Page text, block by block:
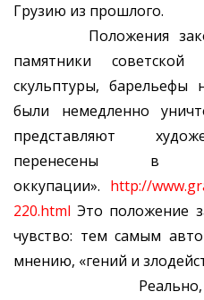
Грузию из прошлого.
Положения закона
памятники
скульптуры, барельефы
были немедленно
представляют
перенесены в
оккупации». http://
220.htmlЭто положение
чувство: тем самым
мнению, «гений и
Реально,